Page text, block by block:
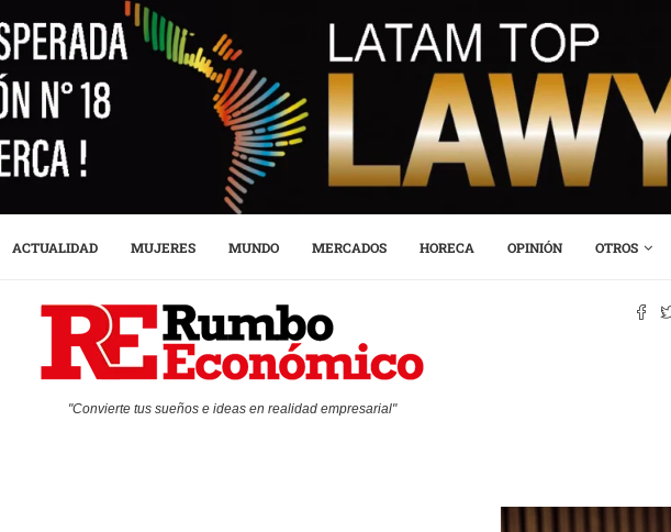
ACTUALIDAD MUJERES MUNDO MERCADOS HORECA OPINIÓN OTROS
"Convierte tus sueños e ideas en realidad empresarial"